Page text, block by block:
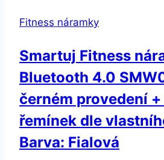
pro
H8
SWB20
Barva:
1
článek
-Černá
Fitness náramky
Smartuj Fitness
Bluetooth 4.0
černém provedení
řemínek dle
Barva: Fialová